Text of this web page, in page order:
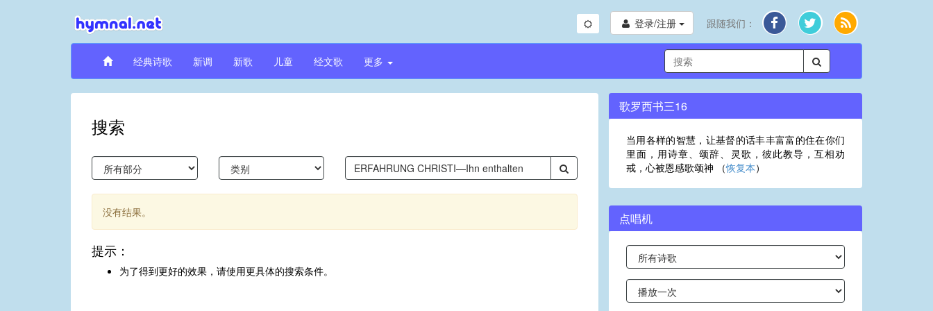
登录/注册 跟随我们：
经典诗歌 新调 新歌 儿童 经文歌 更多
搜索
没有结果。
提示：
为了得到更好的效果，请使用更具体的搜索条件。
歌罗西书三16
当用各样的智慧，让基督的话丰丰富富的住在你们
里面，用诗章、颂辞、灵歌，彼此教导，互相劝
戒，心被恩感歌颂神 （恢复本）
点唱机